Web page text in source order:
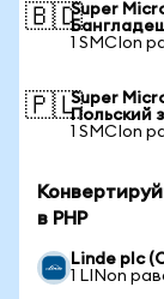
🇧🇩Super
1 SMCIon
🇵🇱Super
Польский
1 SMCIon
в PHP
Linde plc
1 LINon